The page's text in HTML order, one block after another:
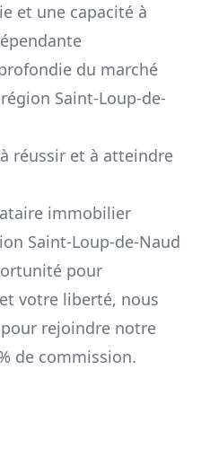
et une capacité à
du marché
Saint-Loup-de-
réussir et à atteindre
immobilier
Saint-Loup-de-Naud
pour
votre liberté, nous
rejoindre notre
de commission.